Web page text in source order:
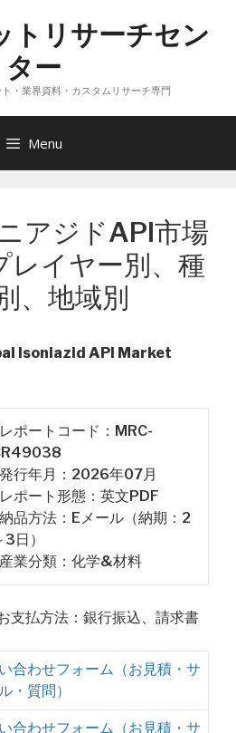
トリサーチセン
ター
・業界資料・カスタムリサーチ専門
Menu
アジドAPI市場
イヤー別、種
、地域別
Isoniazid API Market
レポートコード：MRC-
発行年月：2026年07月
レポート形態：英文PDF
納品方法：Eメール（納期：2
3日）
産業分類：化学&材料
支払方法：銀行振込、請求書
合わせフォーム（お見積・サ
・質問）
合わせフォーム（お見積・サ